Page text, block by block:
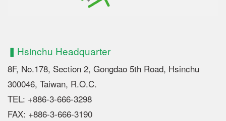
▍Hsinchu Headquarter
8F, No.178, Section 2, Gongdao 5th Road, Hsinchu
300046, Taiwan, R.O.C.
TEL: +886-3-666-3298
FAX: +886-3-666-3190